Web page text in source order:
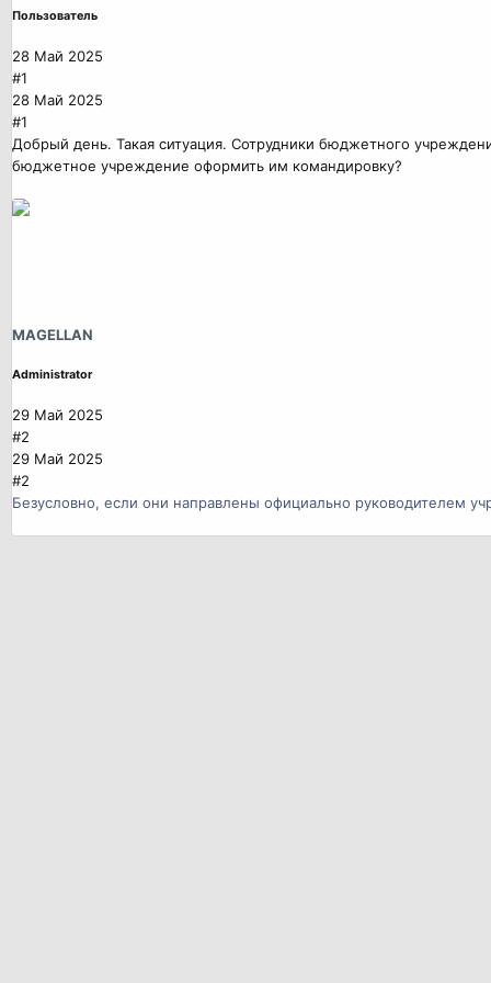
Пользователь
28 Май 2025
#1
28 Май 2025
#1
Добрый день. Такая ситуация. Сотрудники бюджетного
бюджетное учреждение оформить им командировку?
MAGELLAN
Administrator
29 Май 2025
#2
29 Май 2025
#2
Безусловно, если они направлены официально руководителем